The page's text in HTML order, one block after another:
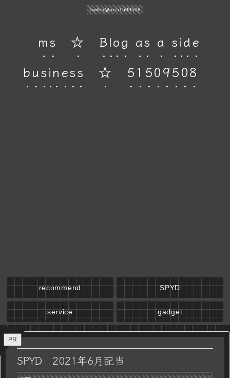
Twitter@ms51509508
ms ☆ Blog as a side
business ☆ 51509508
recommend SPYD
service gadget
PR
SPYD 2021年6月配当